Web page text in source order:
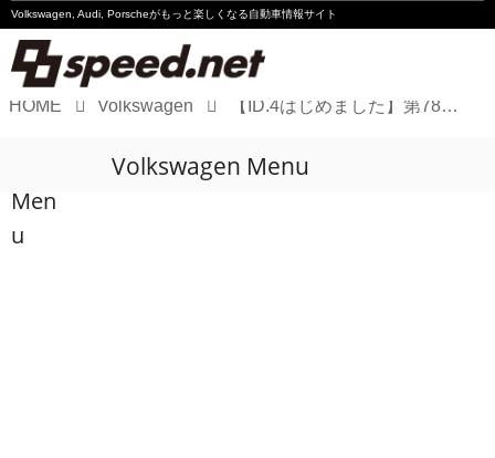
Volkswagen, Audi, Porscheがもっと楽しくなる自動車情報サイト
Audi
HOME Volkswagen 【ID.4はじめました】第78回 「充電専用」にしませんか？
Men
u
Volkswagen Menu